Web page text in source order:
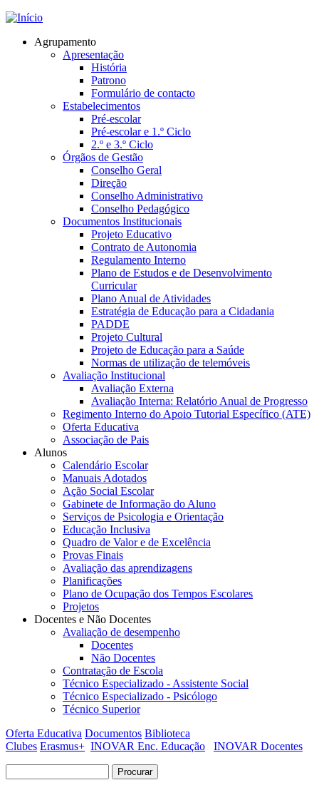
Jump to navigation
Agrupamento
Apresentação
História
Patrono
Formulário de contacto
Estabelecimentos
Pré-escolar
Pré-escolar e 1.º Ciclo
2.º e 3.º Ciclo
Órgãos de Gestão
Conselho Geral
Direção
Conselho Administrativo
Conselho Pedagógico
Documentos Institucionais
Projeto Educativo
Contrato de Autonomia
Regulamento Interno
Plano de Estudos e de Desenvolvimento
Curricular
Plano Anual de Atividades
Estratégia de Educação para a Cidadania
PADDE
Projeto Cultural
Projeto de Educação para a Saúde
Normas de utilização de telemóveis
Avaliação Institucional
Avaliação Externa
Avaliação Interna: Relatório Anual de Progresso
Regimento Interno do Apoio Tutorial Específico (ATE)
Oferta Educativa
Associação de Pais
Alunos
Calendário Escolar
Manuais Adotados
Ação Social Escolar
Gabinete de Informação do Aluno
Serviços de Psicologia e Orientação
Educação Inclusiva
Quadro de Valor e de Excelência
Provas Finais
Avaliação das aprendizagens
Planificações
Plano de Ocupação dos Tempos Escolares
Projetos
Docentes e Não Docentes
Avaliação de desempenho
Docentes
Não Docentes
Contratação de Escola
Técnico Especializado - Assistente Social
Técnico Especializado - Psicólogo
Técnico Superior
Oferta Educativa Documentos Biblioteca
Clubes Erasmus+ INOVAR Enc. Educação INOVAR Docentes